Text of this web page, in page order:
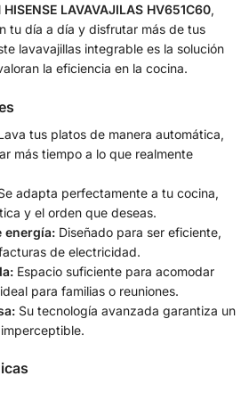
HISENSE LAVAVAJILAS HV651C60,
tu día a día y disfrutar más de tus
lavavajillas integrable es la solución
la eficiencia en la cocina.
tus platos de manera automática,
más tiempo a lo que realmente
adapta perfectamente a tu cocina,
y el orden que deseas.
energía: Diseñado para ser eficiente,
de electricidad.
Espacio suficiente para acomodar
para familias o reuniones.
Su tecnología avanzada garantiza un